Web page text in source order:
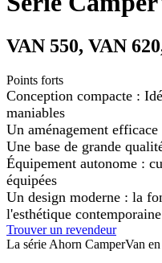
VAN 550, VAN
Points forts
Conception compacte :
maniables
Un aménagement
Une base de grande
Équipement autonome :
équipées
Un design moderne : la
l'esthétique contemporaine
Trouver un revendeur
La série Ahorn CamperVan